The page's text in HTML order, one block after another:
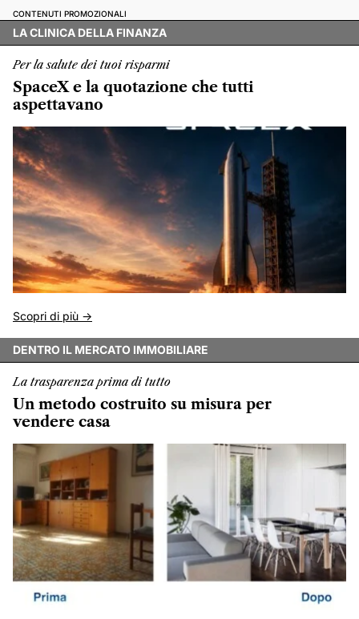
CONTENUTI PROMOZIONALI
LA CLINICA DELLA FINANZA
Per la salute dei tuoi risparmi
SpaceX e la quotazione che tutti
aspettavano
Scopri di più ->
DENTRO IL MERCATO IMMOBILIARE
La trasparenza prima di tutto
Un metodo costruito su misura per
vendere casa